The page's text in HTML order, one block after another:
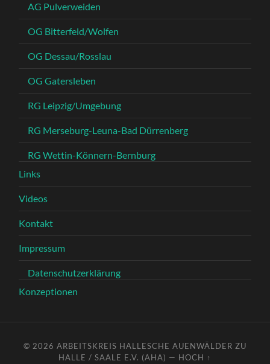
AG Pulverweiden
OG Bitterfeld/Wolfen
OG Dessau/Rosslau
OG Gatersleben
RG Leipzig/Umgebung
RG Merseburg-Leuna-Bad Dürrenberg
RG Wettin-Könnern-Bernburg
Links
Videos
Kontakt
Impressum
Datenschutzerklärung
Konzeptionen
© 2026 ARBEITSKREIS HALLESCHE AUENWÄLDER ZU
HALLE / SAALE E.V. (AHA) — HOCH ↑